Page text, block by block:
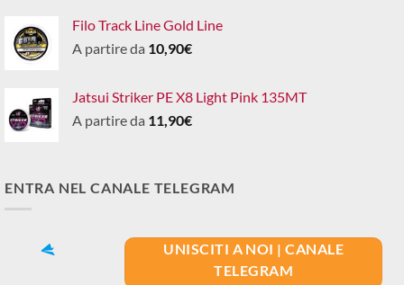
Filo Track Line Gold Line
A partire da 10,90€
Jatsui Striker PE X8 Light Pink 135MT
A partire da 11,90€
ENTRA NEL CANALE TELEGRAM
UNISCITI A NOI | CANALE
TELEGRAM